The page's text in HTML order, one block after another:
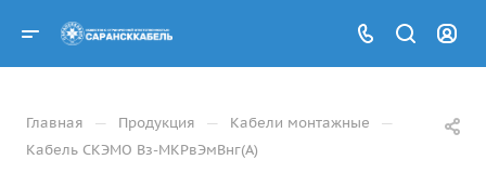
Главная — Продукция — Кабели монтажные —
Кабель СКЭМО Вз-МКРвЭмВнг(А)